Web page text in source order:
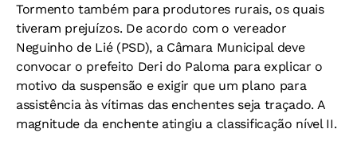
Tormento também para produtores rurais, os quais
tiveram prejuízos. De acordo com o vereador
Neguinho de Lié (PSD), a Câmara Municipal deve
convocar o prefeito Deri do Paloma para explicar o
motivo da suspensão e exigir que um plano para
assistência às vítimas das enchentes seja traçado. A
magnitude da enchente atingiu a classificação nível II.